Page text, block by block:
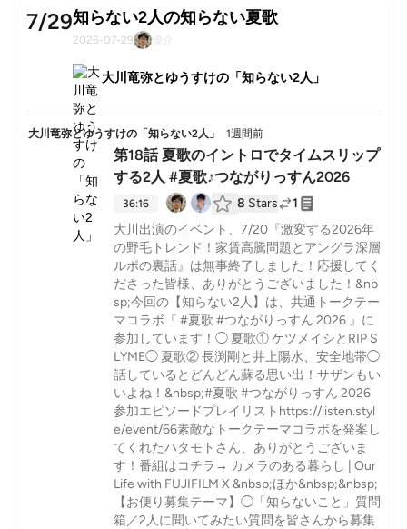
7/29知らない2人の知らない夏歌
2026-07-29 優介
大川竜弥とゆうすけの「知らない2人」
大川竜弥とゆうすけの「知らない2人」 1週間前
第18話 夏歌のイントロでタイムスリップ
する2人 #夏歌♪つながりっすん2026
36:16 8 Stars
1
大川出演のイベント、7/20『激変する2026年
の野毛トレンド！家賃高騰問題とアングラ深層
ルポの裏話』は無事終了しました！応援してく
ださった皆様、ありがとうございました！&nb
sp;今回の【知らない2人】は、共通トークテー
マコラボ『 #夏歌 #つながりっすん 2026 』に
参加しています！◯ 夏歌① ケツメイシとRIP S
LYME◯ 夏歌② 長渕剛と井上陽水、安全地帯◯
話しているとどんどん蘇る思い出！サザンもい
いよね！&nbsp;#夏歌 #つながりっすん 2026
参加エピソードプレイリストhttps://listen.styl
e/event/66素敵なトークテーマコラボを発案し
てくれたハタモトさん、ありがとうございま
す！番組はコチラ→ カメラのある暮らし | Our
Life with FUJIFILM X &nbsp;ほか&nbsp;&nbsp;
【お便り募集テーマ】◯「知らないこと」質問
箱／2人に聞いてみたい質問を皆さんから募集